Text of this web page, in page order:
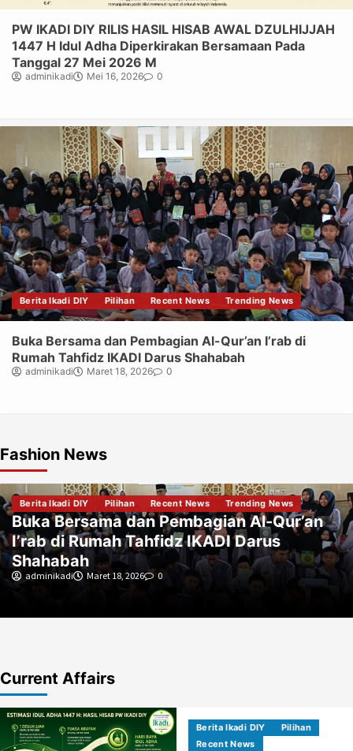
PW IKADI DIY RILIS HASIL HISAB AWAL DZULHIJJAH
1447 H Idul Adha Diperkirakan Bersamaan Pada
Tanggal 27 Mei 2026 M
adminikadi Mei 16, 2026 0
Berita Ikadi DIY Pilihan Recent News Trending News
Buka Bersama dan Pembagian Al-Qur’an I’rab di
Rumah Tahfidz IKADI Darus Shahabah
adminikadi Maret 18, 2026 0
Fashion News
Berita Ikadi DIY Pilihan Trending News
HASIL HISAB TIM HISAB – RUKYAT PW
IKADI DIY 1 Syawwal 1147 H Berpotensi
Jatuh Pada Tanggal 20 Maret 2026 M
adminikadi Maret 14, 2026 0
Current Affairs
Berita Ikadi DIY
Pilihan
Recent News